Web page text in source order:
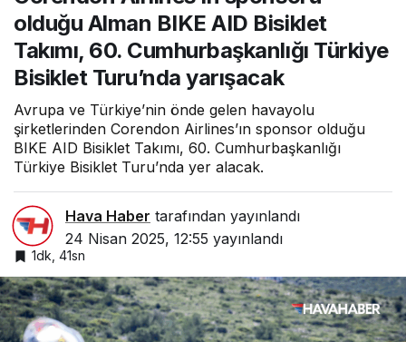
Cumhurbaşkanlığı Türkiye
Bisiklet Turu’nda yarışacak
olduğu Alman BIKE AID Bisiklet
Takımı, 60. Cumhurbaşkanlığı Türkiye
Bisiklet Turu’nda yarışacak
Avrupa ve Türkiye’nin önde gelen havayolu
şirketlerinden Corendon Airlines’ın sponsor olduğu
BIKE AID Bisiklet Takımı, 60. Cumhurbaşkanlığı
Türkiye Bisiklet Turu’nda yer alacak.
Hava Haber tarafından yayınlandı
24 Nisan 2025, 12:55 yayınlandı
1dk, 41sn